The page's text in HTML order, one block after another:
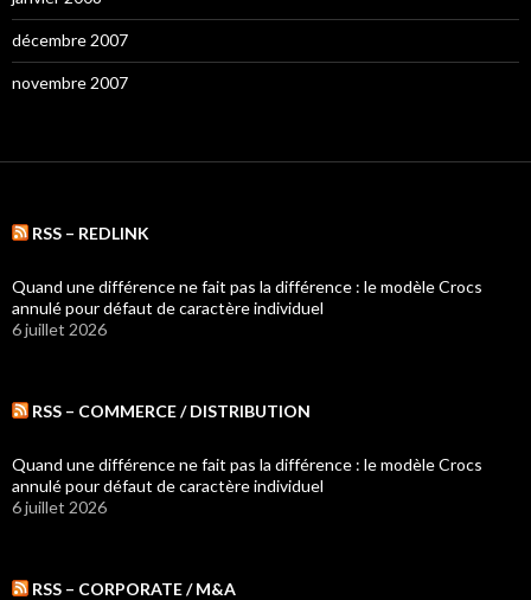
décembre 2007
novembre 2007
RSS – REDLINK
Quand une différence ne fait pas la différence : le modèle Crocs
annulé pour défaut de caractère individuel
6 juillet 2026
RSS – COMMERCE / DISTRIBUTION
Quand une différence ne fait pas la différence : le modèle Crocs
annulé pour défaut de caractère individuel
6 juillet 2026
RSS – CORPORATE / M&A